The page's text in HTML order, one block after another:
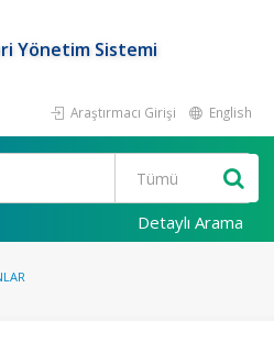
Yönetim Sistemi
Araştırmacı Girişi English
Detaylı Arama